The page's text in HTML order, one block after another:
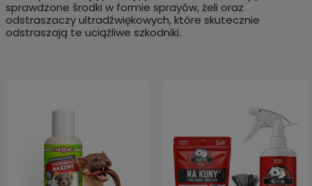
sprawdzone środki w formie sprayów, żeli oraz
odstraszaczy ultradźwiękowych, które skutecznie
odstraszają te uciążliwe szkodniki.